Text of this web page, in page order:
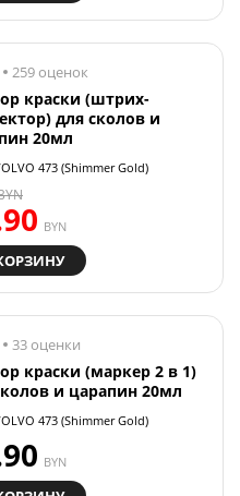
259 оценок
краски (штрих-
для сколов и
20мл
473 (Shimmer Gold)
BYN
33 оценки
краски (маркер 2 в 1)
и царапин 20мл
473 (Shimmer Gold)
BYN